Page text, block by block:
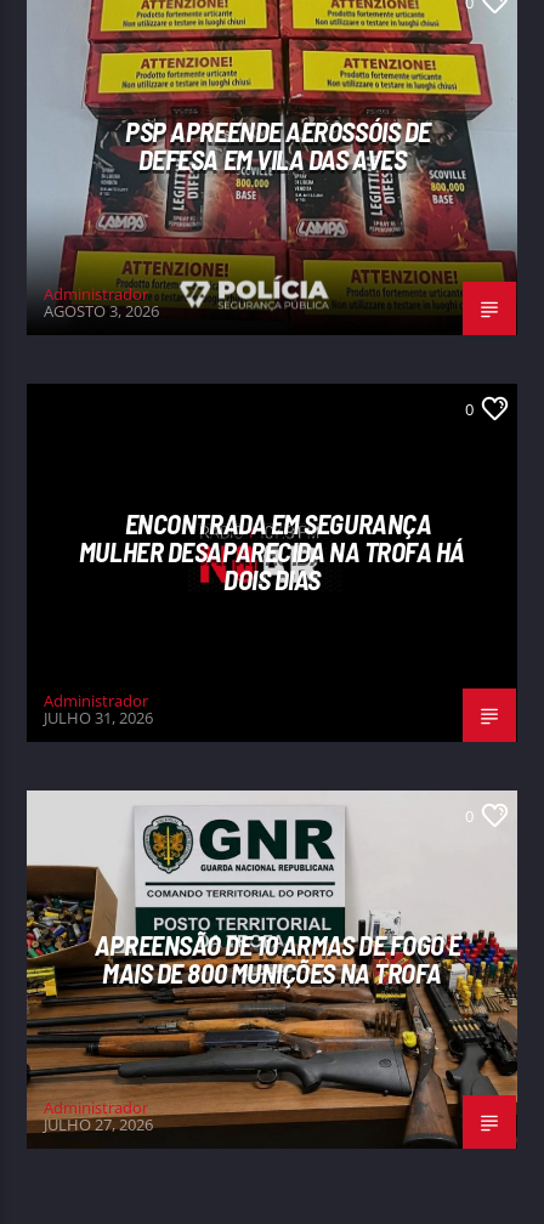
PSP APREENDE AEROSSÓIS DE
DEFESA EM VILA DAS AVES
Administrador
AGOSTO 3, 2026
0
ENCONTRADA EM SEGURANÇA
MULHER DESAPARECIDA NA TROFA HÁ
DOIS DIAS
Administrador
JULHO 31, 2026
0
APREENSÃO DE 10 ARMAS DE FOGO E
MAIS DE 800 MUNIÇÕES NA TROFA
Administrador
JULHO 27, 2026